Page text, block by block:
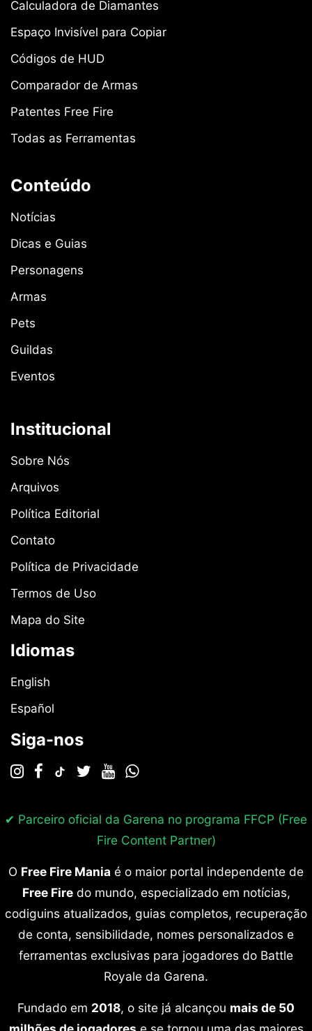
Calculadora de Diamantes
Espaço Invisível para Copiar
Códigos de HUD
Comparador de Armas
Patentes Free Fire
Todas as Ferramentas
Conteúdo
Notícias
Dicas e Guias
Personagens
Armas
Pets
Guildas
Eventos
Institucional
Sobre Nós
Arquivos
Política Editorial
Contato
Política de Privacidade
Termos de Uso
Mapa do Site
Idiomas
English
Español
Siga-nos
✔ Parceiro oficial da Garena no programa FFCP (Free
Fire Content Partner)
O Free Fire Mania é o maior portal independente de
Free Firedo mundo, especializado em notícias,
codiguins atualizados, guias completos, recuperação
de conta, sensibilidade, nomes personalizados e
ferramentas exclusivas para jogadores do Battle
Royale da Garena.
Fundado em 2018, o site já alcançou mais de 50